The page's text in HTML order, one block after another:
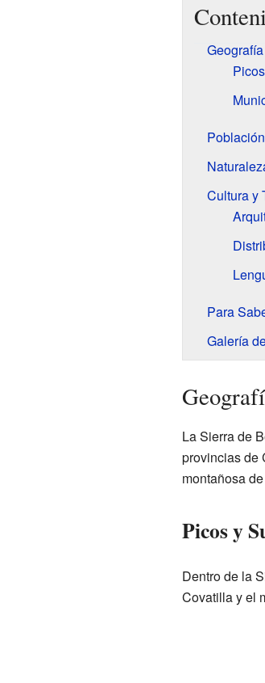
Cultura y
Para
Galería
La Sierra de
provincias de
montañosa
Picos y
Dentro de la
Covatilla y el